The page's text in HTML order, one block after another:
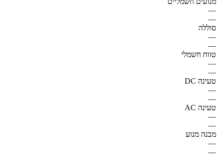
—
—
סוללה
—
—
טווח חשמלי
—
—
טעינה DC
—
—
טעינה AC
—
—
מבנה מנוע
—
—